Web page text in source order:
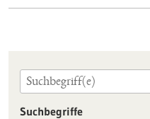
Suchbegriffe